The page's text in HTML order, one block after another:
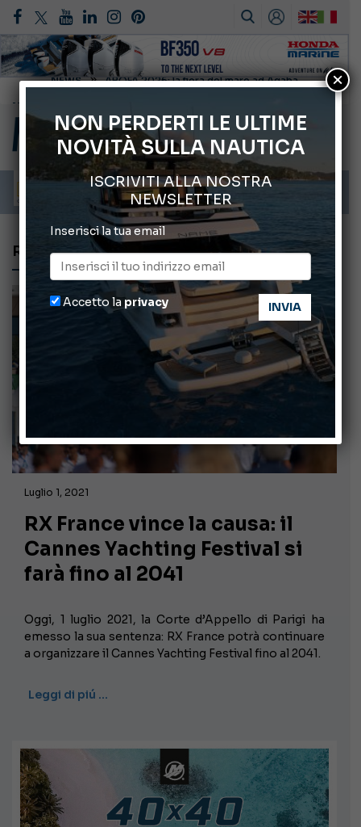
Cannes Yachting Festival 2026: tutte le novità attese a settembre
Montecristo Yachting, l’orologio per il diportista
Gommoni Callegari acquisisce Geniuss
Mar Ligure: cresce la presenza di gruppi familiari di capodoglio
RX FRANCE
Luglio 1, 2021
RX France vince la causa: il
Cannes Yachting Festival si
farà fino al 2041
Oggi, 1 luglio 2021, la Corte d’Appello di Parigi ha
emesso la sua sentenza: RX France potrà continuare
a organizzare il Cannes Yachting Festival fino al 2041.
Leggi di piú …
NON PERDERTI LE ULTIME
NOVITÀ SULLA NAUTICA
ISCRIVITI ALLA NOSTRA
NEWSLETTER
Inserisci la tua email
Accetto la privacy
×